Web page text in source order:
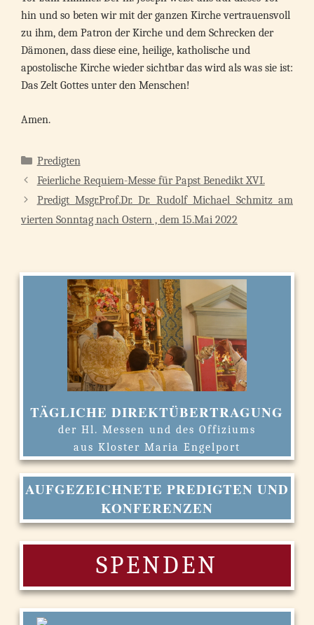
hin und so beten wir mit der ganzen Kirche vertrauensvoll
zu ihm, dem Patron der Kirche und dem Schrecken der
Dämonen, dass diese eine, heilige, katholische und
apostolische Kirche wieder sichtbar das wird als was sie ist:
Das Zelt Gottes unter den Menschen!
Amen.
Kategorien
Predigten
Feierliche Requiem-Messe für Papst Benedikt XVI.
Predigt Msgr.Prof.Dr. Dr. Rudolf Michael Schmitz am
vierten Sonntag nach Ostern , dem 15.Mai 2022
TÄGLICHE DIREKTÜBERTRAGUNG
der Hl. Messen und des Offiziums
aus Kloster Maria Engelport
AUFGEZEICHNETE PREDIGTEN UND
KONFERENZEN
SPENDEN